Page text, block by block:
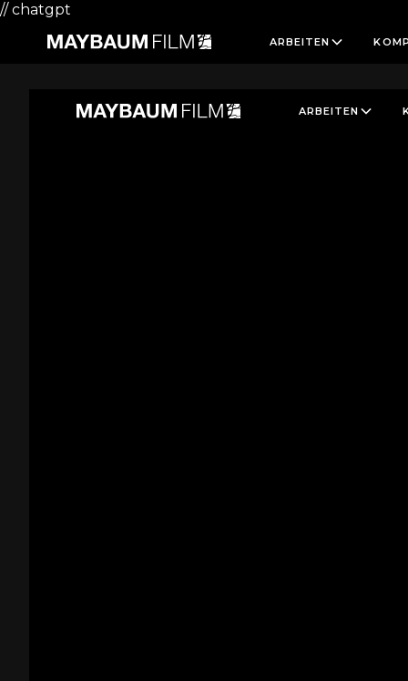
// chatgpt
ARBEITEN
ARBEITEN